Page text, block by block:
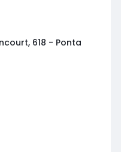
618 - Ponta